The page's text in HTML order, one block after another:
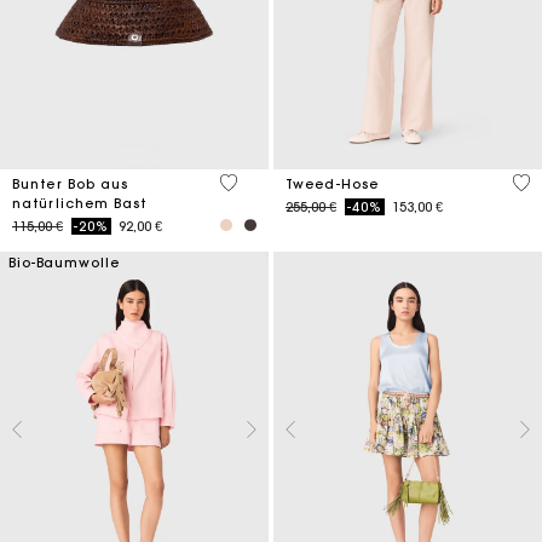
Bunter Bob aus
natürlichem Bast
Price reduced from
115,00 €to-20% 92,00 €
3,5 out of 5 Customer Rating
Tweed-Hose
Price reduced from
255,00 €to-40% 153,00 €
5
Bio-Baumwolle